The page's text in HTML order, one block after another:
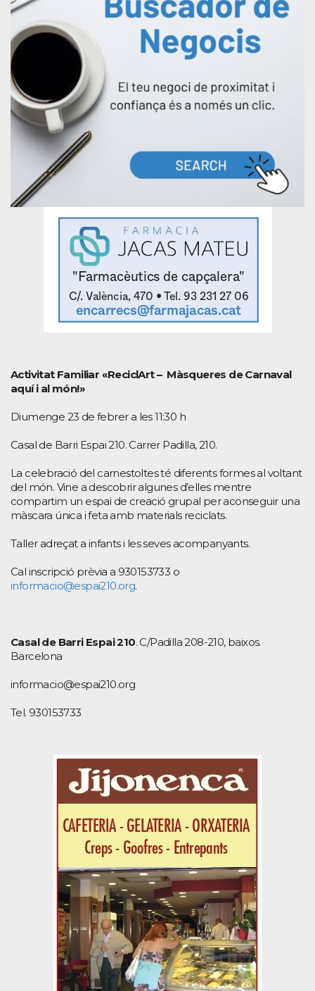
Activitat Familiar «ReciclArt – Màsqueres de Carnaval
aquí i al món!»
Diumenge 23 de febrer a les 11:30 h
Casal de Barri Espai 210. Carrer Padilla, 210.
La celebració del carnestoltes té diferents formes al voltant
del món. Vine a descobrir algunes d’elles mentre
compartim un espai de creació grupal per aconseguir una
màscara única i feta amb materials reciclats.
Taller adreçat a infants i les seves acompanyants.
Cal inscripció prèvia a 930153733 o
informacio@espai210.org.
Casal de Barri Espai 210. C/Padilla 208-210, baixos.
Barcelona
informacio@espai210.org
Tel. 930153733